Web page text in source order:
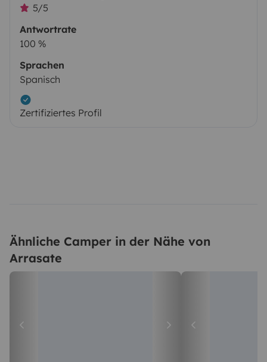
5/5
Antwortrate
100 %
Sprachen
Spanisch
Zertifiziertes Profil
Ähnliche Camper in der Nähe von
Arrasate